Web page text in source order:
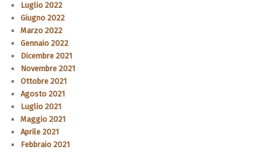
Luglio 2022
Giugno 2022
Marzo 2022
Gennaio 2022
Dicembre 2021
Novembre 2021
Ottobre 2021
Agosto 2021
Luglio 2021
Maggio 2021
Aprile 2021
Febbraio 2021